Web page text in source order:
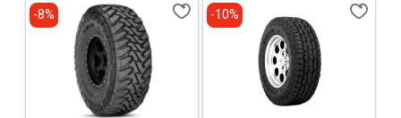
10%-
8%-